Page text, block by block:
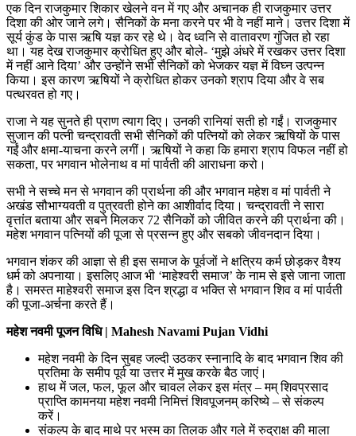
एक दिन राजकुमार शिकार खेलने वन में गए और अचानक ही राजकुमार उत्तर
दिशा की ओर जाने लगे। सैनिकों के मना करने पर भी वे नहीं माने। उत्तर दिशा में
सूर्य कुंड के पास ऋषि यज्ञ कर रहे थे। वेद ध्वनि से वातावरण गुंजित हो रहा
था। यह देख राजकुमार क्रोधित हुए और बोले- ‘मुझे अंधरे में रखकर उत्तर दिशा
में नहीं आने दिया’ और उन्होंने सभी सैनिकों को भेजकर यज्ञ में विघ्न उत्पन्न
किया। इस कारण ऋषियों ने क्रोधित होकर उनको श्राप दिया और वे सब
पत्थरवत हो गए।
राजा ने यह सुनते ही प्राण त्याग दिए। उनकी रानियां सती हो गईं। राजकुमार
सुजान की पत्नी चन्द्रावती सभी सैनिकों की पत्नियों को लेकर ऋषियों के पास
गईं और क्षमा-याचना करने लगीं। ऋषियों ने कहा कि हमारा श्राप विफल नहीं हो
सकता, पर भगवान भोलेनाथ व मां पार्वती की आराधना करो।
सभी ने सच्चे मन से भगवान की प्रार्थना की और भगवान महेश व मां पार्वती ने
अखंड सौभाग्यवती व पुत्रवती होने का आशीर्वाद दिया। चन्द्रावती ने सारा
वृत्तांत बताया और सबने मिलकर 72 सैनिकों को जीवित करने की प्रार्थना की।
महेश भगवान पत्नियों की पूजा से प्रसन्न हुए और सबको जीवनदान दिया।
भगवान शंकर की आज्ञा से ही इस समाज के पूर्वजों ने क्षत्रिय कर्म छोड़कर वैश्य
धर्म को अपनाया। इसलिए आज भी ‘माहेश्वरी समाज’ के नाम से इसे जाना जाता
है। समस्त माहेश्वरी समाज इस दिन श्रद्धा व भक्ति से भगवान शिव व मां पार्वती
की पूजा-अर्चना करते हैं।
महेश नवमी पूजन विधि | Mahesh Navami Pujan Vidhi
महेश नवमी के दिन सुबह जल्दी उठकर स्नानादि के बाद भगवान शिव की
प्रतिमा के समीप पूर्व या उत्तर में मुख करके बैठ जाएं।
हाथ में जल, फल, फूल और चावल लेकर इस मंत्र – मम् शिवप्रसाद
प्राप्ति कामनया महेश नवमी निमित्तं शिवपूजनम् करिष्ये – से संकल्प
करें।
संकल्प के बाद माथे पर भस्म का तिलक और गले में रुद्राक्ष की माला